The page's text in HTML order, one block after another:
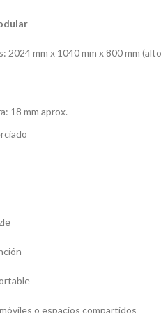
2024 mm x 1040 mm x 800 mm
18 mm aprox.
o espacios compartidos